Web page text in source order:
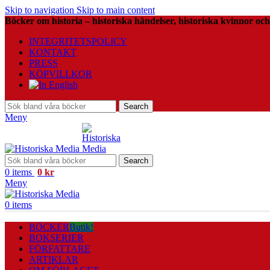
Skip to navigation Skip to main content
Böcker om historia – historiska händelser, historiska kvinnor
INTEGRITETSPOLICY
KONTAKT
PRESS
KÖPVILLKOR
Search
Meny
Search
0 items 0 kr
Meny
0 items
BÖCKERButik!
BOKSERIER
FÖRFATTARE
ARTIKLAR